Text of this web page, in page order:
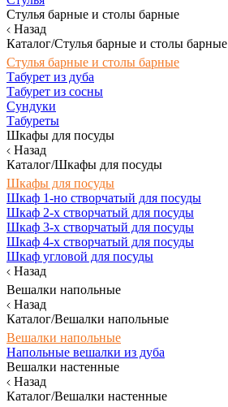
Стулья барные и столы барные
Назад
Каталог/Стулья барные и столы барные
Стулья барные и столы барные
Табурет из дуба
Табурет из сосны
Сундуки
Табуреты
Шкафы для посуды
Назад
Каталог/Шкафы для посуды
Шкафы для посуды
Шкаф 1-но створчатый для посуды
Шкаф 2-х створчатый для посуды
Шкаф 3-х створчатый для посуды
Шкаф 4-х створчатый для посуды
Шкаф угловой для посуды
Назад
Вешалки напольные
Назад
Каталог/Вешалки напольные
Вешалки напольные
Напольные вешалки из дуба
Вешалки настенные
Назад
Каталог/Вешалки настенные